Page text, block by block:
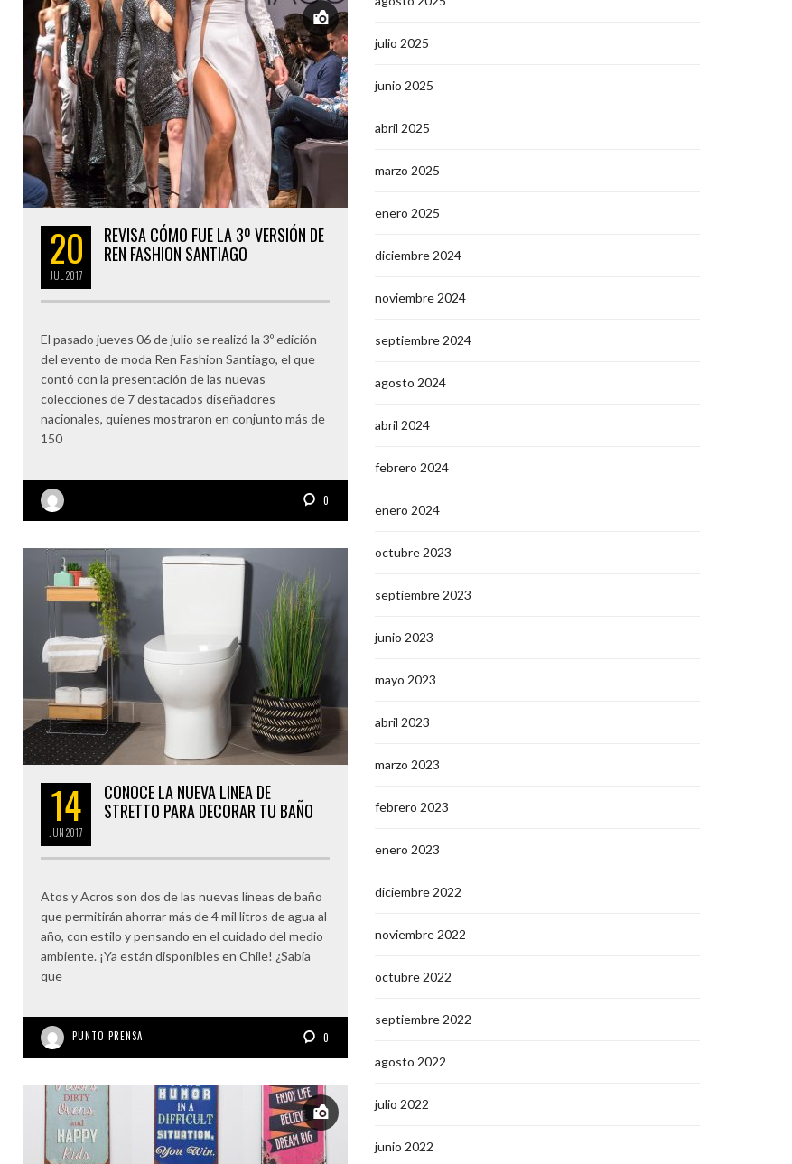
20
JUL 2017
REVISA CÓMO FUE LA 3º VERSIÓN DE
REN FASHION SANTIAGO
El pasado jueves 06 de julio se realizó la 3º edición
del evento de moda Ren Fashion Santiago, el que
contó con la presentación de las nuevas
colecciones de 7 destacados diseñadores
nacionales, quienes mostraron en conjunto más de
150
0
14
JUN2017
CONOCE LA NUEVA LINEA DE
STRETTO PARA DECORAR TU BAÑO
Atos y Acros son dos de las nuevas líneas de baño
que permitirán ahorrar más de 4 mil litros de agua al
año, con estilo y pensando en el cuidado del medio
ambiente. ¡Ya están disponibles en Chile! ¿Sabía
que
PUNTO PRENSA 0
julio 2025
junio 2025
abril 2025
marzo 2025
enero 2025
diciembre 2024
noviembre 2024
septiembre 2024
agosto 2024
abril 2024
febrero 2024
enero 2024
octubre 2023
septiembre 2023
junio 2023
mayo 2023
abril 2023
marzo 2023
febrero 2023
enero 2023
diciembre 2022
noviembre 2022
octubre 2022
septiembre 2022
agosto 2022
julio 2022
junio 2022